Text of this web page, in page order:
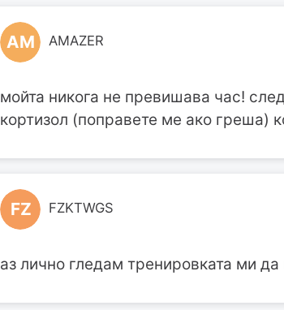
AM AMAZER
мойта никога не превишава час!
кортизол (поправете ме ако греша)
FZ FZKTWGS
аз лично гледам тренировката ми